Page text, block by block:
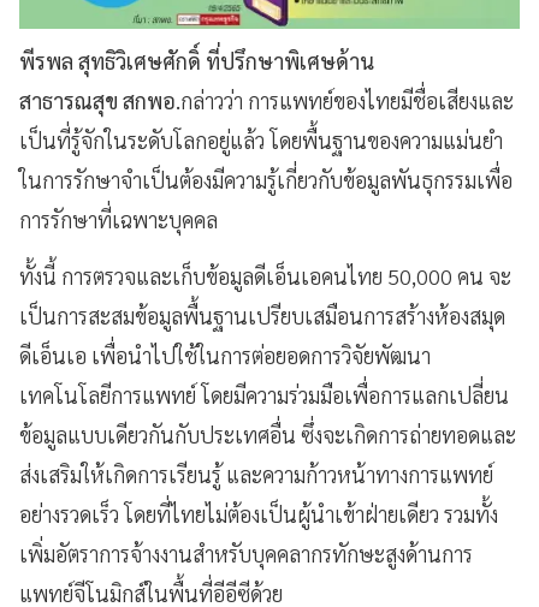
พีรพล สุทธิวิเศษศักดิ์ ที่ปรึกษาพิเศษด้าน
สาธารณสุข สกพอ.กล่าวว่า การแพทย์ของไทยมีชื่อเสียงและ
เป็นที่รู้จักในระดับโลกอยู่แล้ว โดยพื้นฐานของความแม่นยำ
ในการรักษาจำเป็นต้องมีความรู้เกี่ยวกับข้อมูลพันธุกรรมเพื่อ
การรักษาที่เฉพาะบุคคล
ทั้งนี้ การตรวจและเก็บข้อมูลดีเอ็นเอคนไทย 50,000 คน จะ
เป็นการสะสมข้อมูลพื้นฐานเปรียบเสมือนการสร้างห้องสมุด
ดีเอ็นเอ เพื่อนำไปใช้ในการต่อยอดการวิจัยพัฒนา
เทคโนโลยีการแพทย์ โดยมีความร่วมมือเพื่อการแลกเปลี่ยน
ข้อมูลแบบเดียวกันกับประเทศอื่น ซึ่งจะเกิดการถ่ายทอดและ
ส่งเสริมให้เกิดการเรียนรู้ และความก้าวหน้าทางการแพทย์
อย่างรวดเร็ว โดยที่ไทยไม่ต้องเป็นผู้นำเข้าฝ่ายเดียว รวมทั้ง
เพิ่มอัตราการจ้างงานสำหรับบุคคลากรทักษะสูงด้านการ
แพทย์จีโนมิกส์ในพื้นที่อีอีซีด้วย